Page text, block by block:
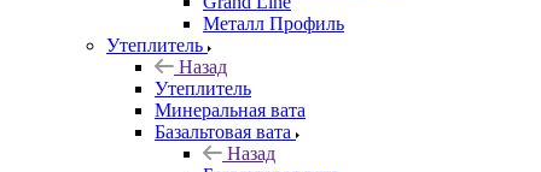
Металл Профиль
Утеплитель
Назад
Утеплитель
Минеральная вата
Базальтовая вата
Назад